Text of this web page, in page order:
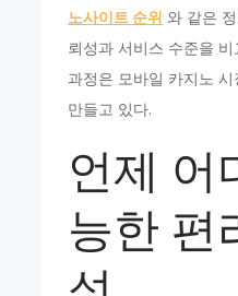
노사이트 순위 와 같은
뢰성과 서비스 수준을
과정은 모바일 카지노
만들고 있다.
언제 어
능한 편